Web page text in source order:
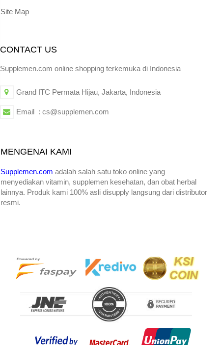
Site Map
CONTACT US
Supplemen.com online shopping terkemuka di Indonesia
Grand ITC Permata Hijau, Jakarta, Indonesia
Email : cs@supplemen.com
MENGENAI KAMI
Supplemen.com adalah salah satu toko online yang
menyediakan vitamin, supplemen kesehatan, dan obat herbal
lainnya. Produk kami 100% asli disupply langsung dari distributor
resmi.